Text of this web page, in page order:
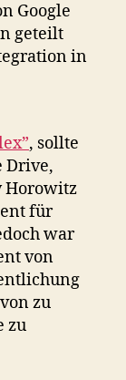
Google
geteilt
in
, sollte
Drive,
Horowitz
für
war
von
zu
zu